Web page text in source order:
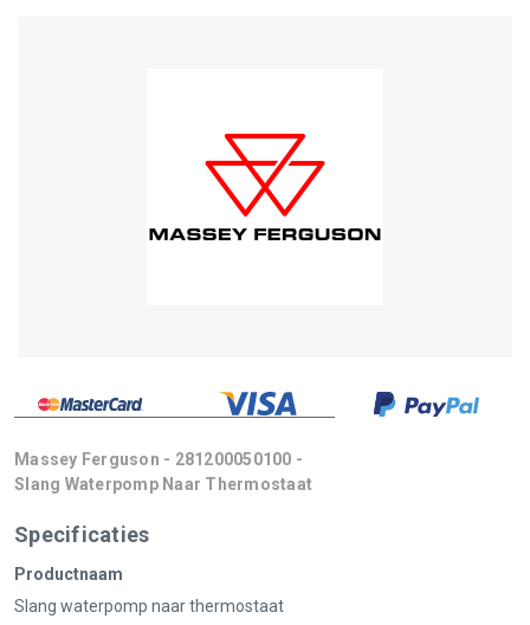
Massey Ferguson - 281200050100 -
Slang Waterpomp Naar Thermostaat
Specificaties
Productnaam
Slang waterpomp naar thermostaat